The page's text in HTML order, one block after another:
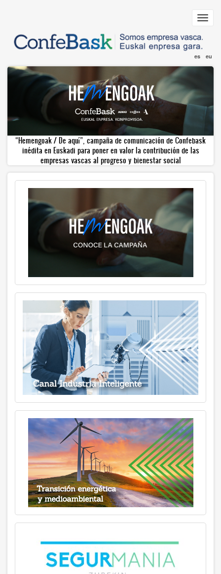
principal
es eu
“Hemengoak / De aquí”, campaña de comunicación de Confebask
inédita en Euskadi para poner en valor la contribución de las
empresas vascas al progreso y bienestar social